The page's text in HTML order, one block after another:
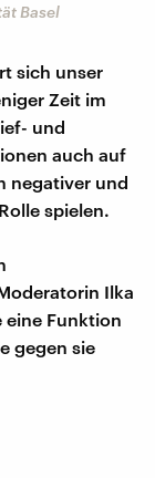
Basel
sich unser
Zeit im
und
auch auf
negativer und
spielen.
Ilka
eine Funktion
gegen sie